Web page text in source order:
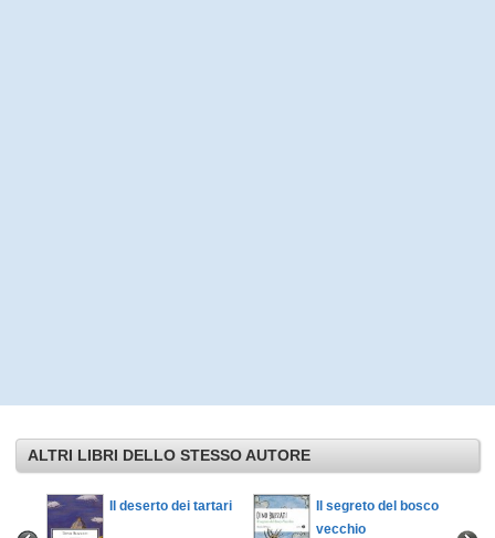
ALTRI LIBRI DELLO STESSO AUTORE
Il deserto dei tartari
Il segreto del bosco
vecchio